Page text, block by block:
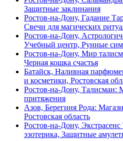
Защитные заклинания
Ростов-на-Дону, Гадание
Свечи для магических
Ростов-на-Дону,
Учебный центр, Рунные
Ростов-на-Дону, Мир
Черная кошка счастья
Батайск, Наливная
и косметики, Ростовская
Ростов-на-Дону, Талисман:
притяжения
Азов, Берегиня Рода:
Ростовская область
Ростов-на-Дону,
эзотерика, Защитные